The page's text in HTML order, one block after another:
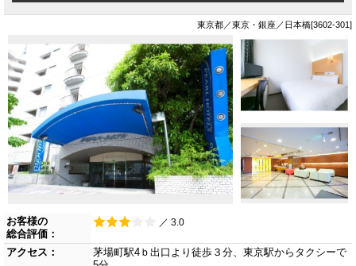
東京都／東京・銀座／日本橋[3602-301]
お客様の
総合評価：
／ 3.0
アクセス：
茅場町駅4ｂ出口より徒歩３分、東京駅からタクシーで